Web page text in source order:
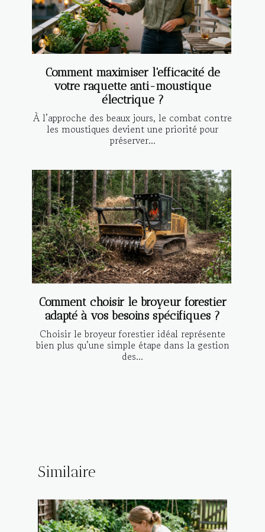
Comment maximiser l'efficacité de
votre raquette anti-moustique
électrique ?
À l’approche des beaux jours, le combat contre
les moustiques devient une priorité pour
préserver...
Comment choisir le broyeur forestier
adapté à vos besoins spécifiques ?
Choisir le broyeur forestier idéal représente
bien plus qu’une simple étape dans la gestion
des...
Similaire